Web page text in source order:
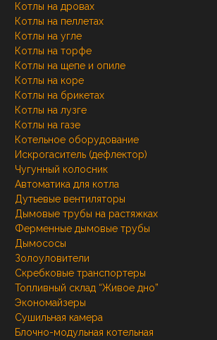
Котлы на дровах
Котлы на пеллетах
Котлы на угле
Котлы на торфе
Котлы на щепе и опиле
Котлы на коре
Котлы на брикетах
Котлы на лузге
Котлы на газе
Котельное оборудование
Искрогаситель (дефлектор)
Чугунный колосник
Автоматика для котла
Дутьевые вентиляторы
Дымовые трубы на растяжках
Ферменные дымовые трубы
Дымососы
Золоуловители
Скребковые транспортеры
Топливный склад “Живое дно”
Экономайзеры
Сушильная камера
Блочно-модульная котельная